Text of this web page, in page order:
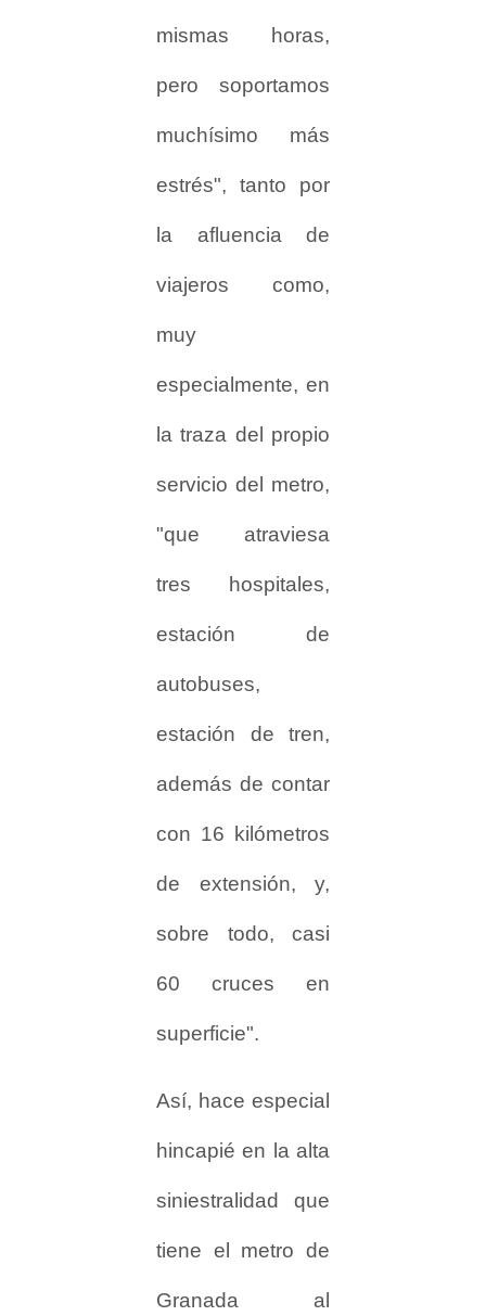
mismas horas,
pero soportamos
muchísimo más
estrés", tanto por
la afluencia de
viajeros como,
muy
especialmente, en
la traza del propio
servicio del metro,
"que atraviesa
tres hospitales,
estación de
autobuses,
estación de tren,
además de contar
con 16 kilómetros
de extensión, y,
sobre todo, casi
60 cruces en
superficie".
Así, hace especial
hincapié en la alta
siniestralidad que
tiene el metro de
Granada al